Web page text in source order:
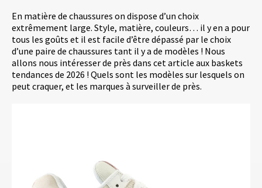
En matière de chaussures on dispose d’un choix
extrêmement large. Style, matière, couleurs… il y en a pour
tous les goûts et il est facile d’être dépassé par le choix
d’une paire de chaussures tant il y a de modèles ! Nous
allons nous intéresser de près dans cet article aux baskets
tendances de 2026 ! Quels sont les modèles sur lesquels on
peut craquer, et les marques à surveiller de près.